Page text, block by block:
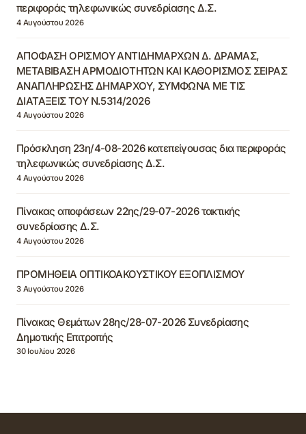
περιφοράς τηλεφωνικώς συνεδρίασης Δ.Σ.
4 Αυγούστου 2026
ΑΠΟΦΑΣΗ ΟΡΙΣΜΟΥ ΑΝΤΙΔΗΜΑΡΧΩΝ Δ. ΔΡΑΜΑΣ,
ΜΕΤΑΒΙΒΑΣΗ ΑΡΜΟΔΙΟΤΗΤΩΝ ΚΑΙ ΚΑΘΟΡΙΣΜΟΣ ΣΕΙΡΑΣ
ΑΝΑΠΛΗΡΩΣΗΣ ΔΗΜΑΡΧΟΥ, ΣΥΜΦΩΝΑ ΜΕ ΤΙΣ
ΔΙΑΤΑΞΕΙΣ ΤΟΥ Ν.5314/2026
4 Αυγούστου 2026
Πρόσκληση 23η/4-08-2026 κατεπείγουσας δια περιφοράς
τηλεφωνικώς συνεδρίασης Δ.Σ.
4 Αυγούστου 2026
Πίνακας αποφάσεων 22ης/29-07-2026 τακτικής
συνεδρίασης Δ.Σ.
4 Αυγούστου 2026
ΠΡΟΜΗΘΕΙΑ ΟΠΤΙΚΟΑΚΟΥΣΤΙΚΟΥ ΕΞΟΠΛΙΣΜΟΥ
3 Αυγούστου 2026
Πίνακας Θεμάτων 28ης/28-07-2026 Συνεδρίασης
Δημοτικής Επιτροπής
30 Ιουλίου 2026